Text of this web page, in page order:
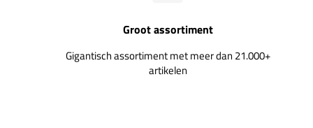
Groot assortiment
Gigantisch assortiment met meer dan 21.000+
artikelen